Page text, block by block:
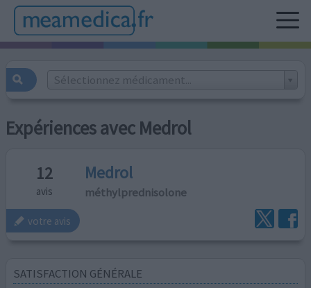
Sélectionnez médicament...
Expériences avec Medrol
12
avis
Medrol
méthylprednisolone
votre avis
SATISFACTION GÉNÉRALE